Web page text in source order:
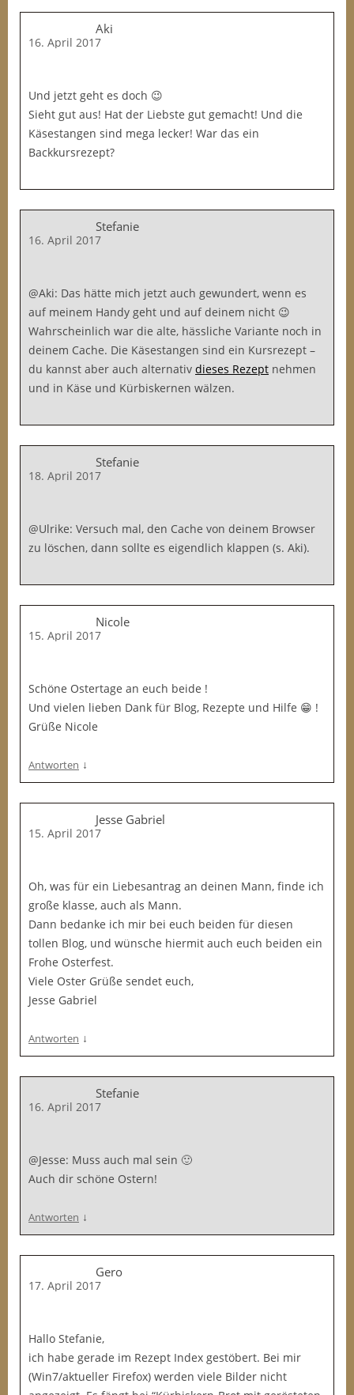
Aki
16. April 2017
Und jetzt geht es doch 😉
Sieht gut aus! Hat der Liebste gut gemacht! Und die
Käsestangen sind mega lecker! War das ein
Backkursrezept?
Stefanie
16. April 2017
@Aki: Das hätte mich jetzt auch gewundert, wenn es
auf meinem Handy geht und auf deinem nicht 😉
Wahrscheinlich war die alte, hässliche Variante noch in
deinem Cache. Die Käsestangen sind ein Kursrezept –
du kannst aber auch alternativ dieses Rezept nehmen
und in Käse und Kürbiskernen wälzen.
Stefanie
18. April 2017
@Ulrike: Versuch mal, den Cache von deinem Browser
zu löschen, dann sollte es eigendlich klappen (s. Aki).
Nicole
15. April 2017
Schöne Ostertage an euch beide !
Und vielen lieben Dank für Blog, Rezepte und Hilfe 😁 !
Grüße Nicole
Antworten ↓
Jesse Gabriel
15. April 2017
Oh, was für ein Liebesantrag an deinen Mann, finde ich
große klasse, auch als Mann.
Dann bedanke ich mir bei euch beiden für diesen
tollen Blog, und wünsche hiermit auch euch beiden ein
Frohe Osterfest.
Viele Oster Grüße sendet euch,
Jesse Gabriel
Antworten ↓
Stefanie
16. April 2017
@Jesse: Muss auch mal sein 🙂
Auch dir schöne Ostern!
Antworten ↓
Gero
17. April 2017
Hallo Stefanie,
ich habe gerade im Rezept Index gestöbert. Bei mir
(Win7/aktueller Firefox) werden viele Bilder nicht